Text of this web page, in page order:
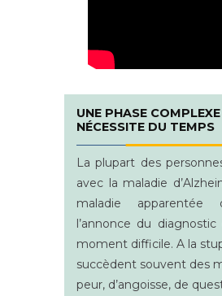
UNE PHASE
NÉCESSITE DU TEMPS
La plupart des
avec la maladie
maladie apparentée
l’annonce du
moment difficile. A la
succèdent souvent des
peur, d’angoisse, de